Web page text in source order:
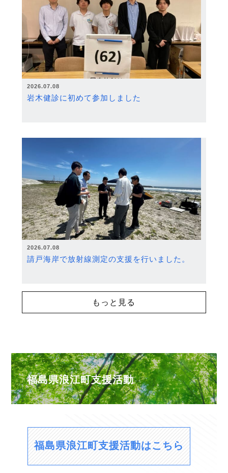
2026.07.08
岩木健診に初めて参加しました
2026.07.08
請戸海岸で放射線測定の支援を行いました。
もっと見る
福島県浪江町支援活動
福島県浪江町支援活動はこちら